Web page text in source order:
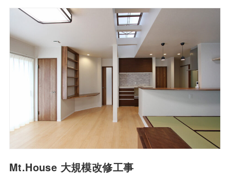
Mt.House 大規模改修工事